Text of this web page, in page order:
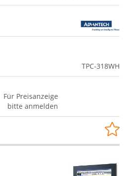
TPC-318WH
Für Preisanzeige
bitte anmelden